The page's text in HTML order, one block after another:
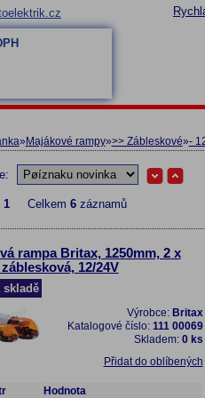
» Majákové rampy»>> Zábleskové»-
1Celkem 6záznamů
rampa Britax, 1250mm, 2 x
12/24V
skladě
Výrobce: Britax
Katalogové číslo: 111 00069
Skladem: 0 ks
Přidat do oblíbených
Hodnota